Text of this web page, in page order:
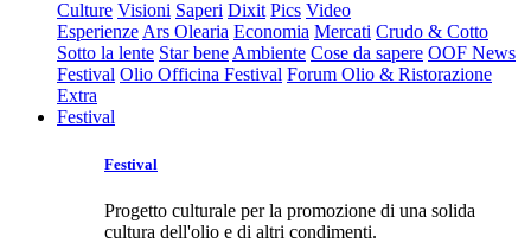
Culture Visioni Saperi Dixit Pics Video
Esperienze Ars Olearia Economia Mercati Crudo & Cotto
Sotto la lente Star bene Ambiente Cose da sapere OOF News
Festival Olio Officina Festival Forum Olio & Ristorazione
Extra
Festival
Festival
Progetto culturale per la promozione di una solida
cultura dell'olio e di altri condimenti.